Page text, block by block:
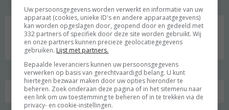
Zoeken
naar:
Uw persoonsgegevens worden verwerkt en informatie van uw
apparaat (cookies, unieke ID's en andere apparaatgegevens)
kan worden opgeslagen door, geopend door en gedeeld met
332 partners of specifiek door deze site worden gebruikt. Wij
en onze partners kunnen precieze geolocatiegegevens
gebruiken. Lijst met partners.
Bepaalde leveranciers kunnen uw persoonsgegevens
verwerken op basis van gerechtvaardigd belang. U kunt
hiertegen bezwaar maken door uw opties hieronder te
beheren. Zoek onderaan deze pagina of in het sitemenu naar
een link om uw toestemming te beheren of in te trekken via de
privacy- en cookie-instellingen.